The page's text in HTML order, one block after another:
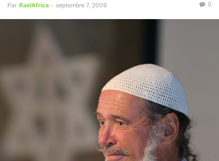
Par RaelAfrica - septembre 7, 2009 0